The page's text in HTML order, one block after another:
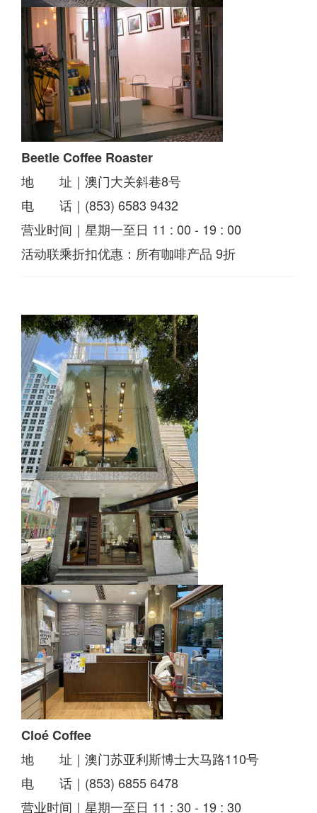
Beetle Coffee Roaster
地 址｜澳门大关斜巷8号
电 话｜(853) 6583 9432
营业时间｜星期一至日 11 : 00 - 19 : 00
活动联乘折扣优惠：所有咖啡产品 9折
Cloé Coffee
地 址｜澳门苏亚利斯博士大马路110号
电 话｜(853) 6855 6478
营业时间｜星期一至日 11 : 30 - 19 : 30